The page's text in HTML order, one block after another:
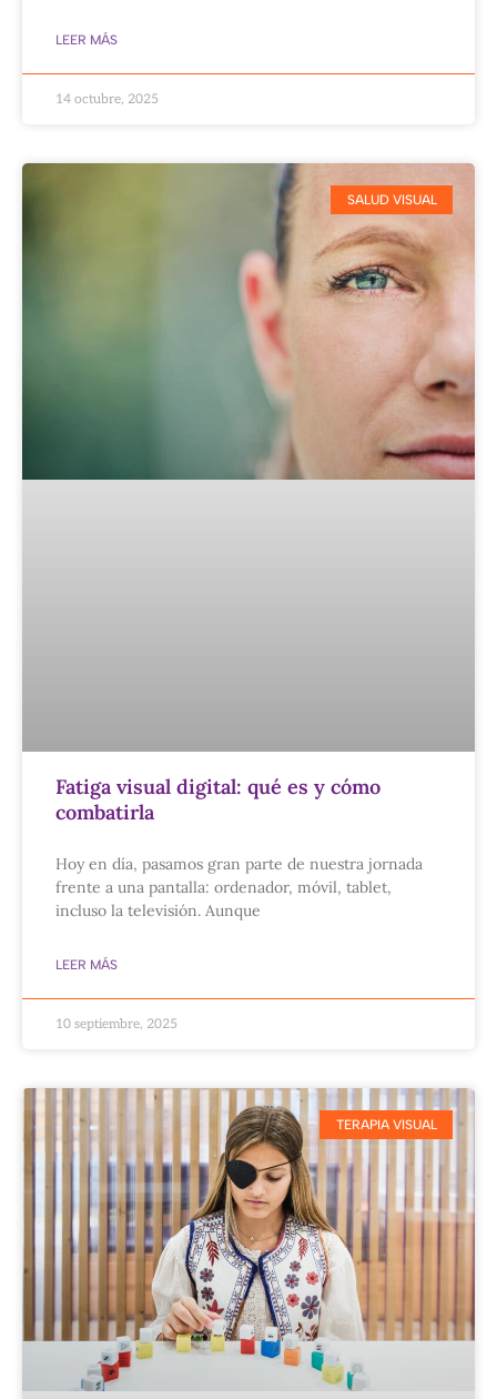
LEER MÁS
14 octubre, 2025
SALUD VISUAL
Fatiga visual digital: qué es y cómo
combatirla
Hoy en día, pasamos gran parte de nuestra jornada
frente a una pantalla: ordenador, móvil, tablet,
incluso la televisión. Aunque
LEER MÁS
10 septiembre, 2025
TERAPIA VISUAL